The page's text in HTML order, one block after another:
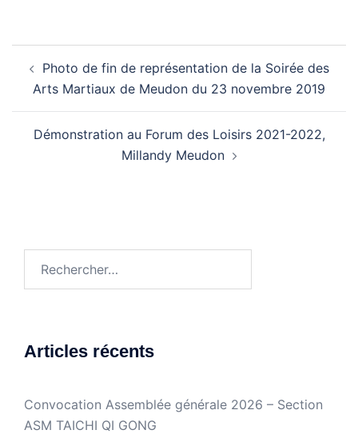
d’article
Photo de fin de représentation de la Soirée des
Arts Martiaux de Meudon du 23 novembre 2019
Démonstration au Forum des Loisirs 2021-2022,
Millandy Meudon
Articles récents
Convocation Assemblée générale 2026 – Section
ASM TAICHI QI GONG